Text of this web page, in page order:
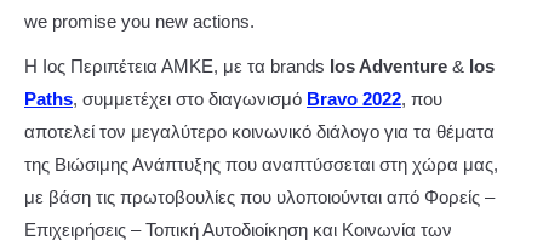
we promise you new actions.
H Ιος Περιπέτεια ΑΜΚΕ, με τα brands Ios Adventure & Ios
Paths, συμμετέχει στο διαγωνισμό Bravo 2022, που
αποτελεί τον μεγαλύτερο κοινωνικό διάλογο για τα θέματα
της Βιώσιμης Ανάπτυξης που αναπτύσσεται στη χώρα μας,
με βάση τις πρωτοβουλίες που υλοποιούνται από Φορείς –
Επιχειρήσεις – Τοπική Αυτοδιοίκηση και Κοινωνία των